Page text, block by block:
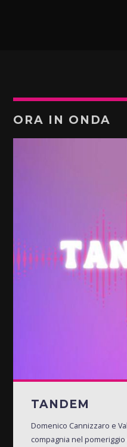
ORA IN ONDA
TANDEM
Domenico Cannizzaro e
compagnia nel